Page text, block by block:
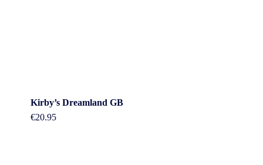
Kirby’s Dreamland GB
€20.95